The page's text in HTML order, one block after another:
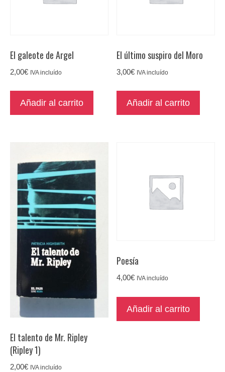
El galeote de Argel
2,00€ IVA incluído
Añadir al carrito
El último suspiro del Moro
3,00€ IVA incluído
Añadir al carrito
El talento de Mr. Ripley
(Ripley 1)
2,00€ IVA incluído
Poesía
4,00€ IVA incluído
Añadir al carrito